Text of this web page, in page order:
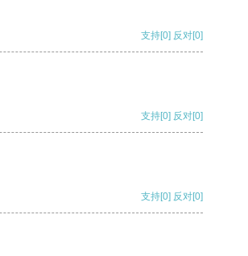
支持[0] 反对[0]
支持[0] 反对[0]
支持[0] 反对[0]